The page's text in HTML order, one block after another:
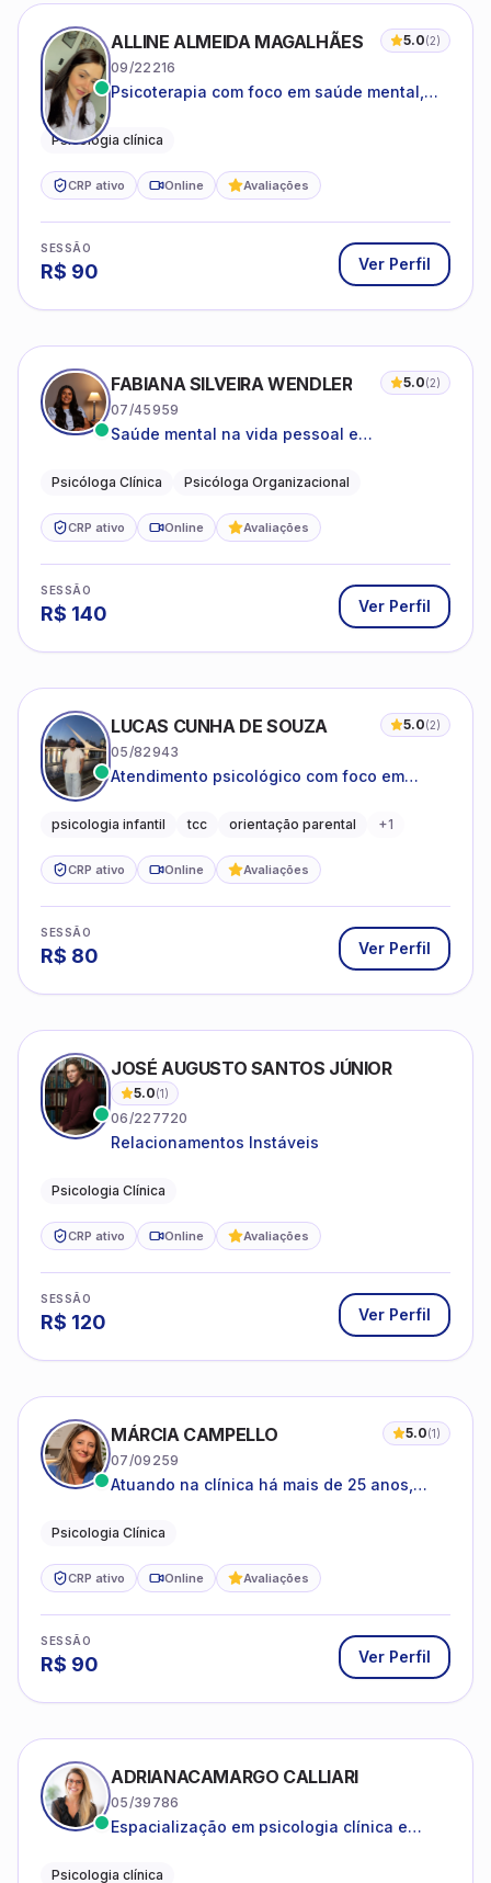
ALLINE ALMEIDA MAGALHÃES 5.0(2)
09/22216
Psicoterapia com foco em saúde mental,
adolescentes e adultos.
Psicologia clínica
CRP ativo Online Avaliações
SESSÃO
R$ 90 Ver Perfil
FABIANA SILVEIRA WENDLER 5.0(2)
07/45959
Saúde mental na vida pessoal e
Psicóloga Clínica Psicóloga Organizacional
CRP ativo Online Avaliações
SESSÃO
R$ 140 Ver Perfil
LUCAS CUNHA DE SOUZA 5.0(2)
05/82943
Atendimento psicológico com foco em
promovendo equilíbrio emocional e
psicologia infantil tcc orientação parental +1
CRP ativo Online Avaliações
SESSÃO
R$ 80 Ver Perfil
JOSÉ AUGUSTO SANTOS JÚNIOR
5.0(1)
06/227720
Relacionamentos Instáveis
Psicologia Clínica
CRP ativo Online Avaliações
SESSÃO
R$ 120 Ver Perfil
MÁRCIA CAMPELLO 5.0(1)
07/09259
Atuando na clínica há mais de 25 anos,
estruturas, com experiência em
Psicologia Clínica
CRP ativo Online Avaliações
SESSÃO
R$ 90 Ver Perfil
ADRIANACAMARGO CALLIARI
05/39786
Espacialização em psicologia clínica e
Psicologia clínica